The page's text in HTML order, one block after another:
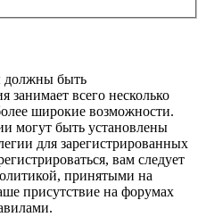
должны быть
занимает всего несколько
широкие возможности.
могут быть установлены
для зарегистрированных
вам следует
принятыми на
присутствие на форумах